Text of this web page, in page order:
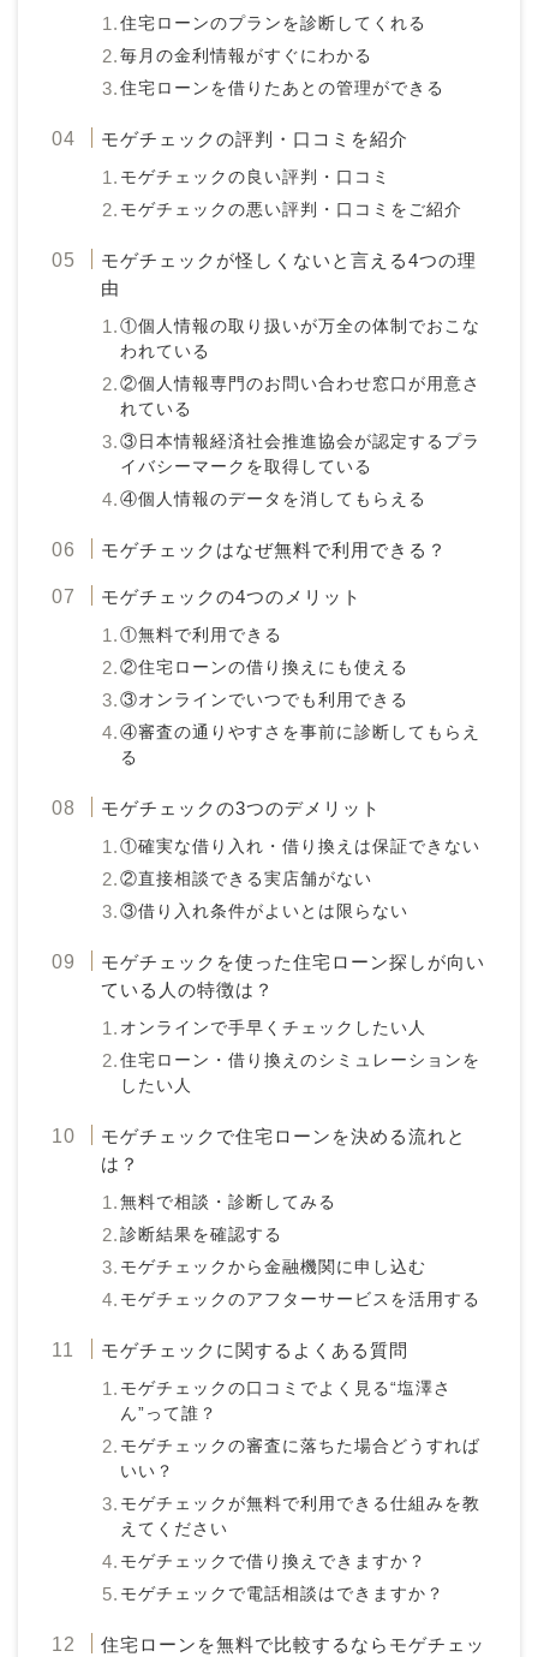
住宅ローンのプランを診断してくれる
毎月の金利情報がすぐにわかる
住宅ローンを借りたあとの管理ができる
モゲチェックの評判・口コミを紹介
モゲチェックの良い評判・口コミ
モゲチェックの悪い評判・口コミをご紹介
モゲチェックが怪しくないと言える4つの理
由
①個人情報の取り扱いが万全の体制でおこな
われている
②個人情報専門のお問い合わせ窓口が用意さ
れている
③日本情報経済社会推進協会が認定するプラ
イバシーマークを取得している
④個人情報のデータを消してもらえる
モゲチェックはなぜ無料で利用できる？
モゲチェックの4つのメリット
①無料で利用できる
②住宅ローンの借り換えにも使える
③オンラインでいつでも利用できる
④審査の通りやすさを事前に診断してもらえ
る
モゲチェックの3つのデメリット
①確実な借り入れ・借り換えは保証できない
②直接相談できる実店舗がない
③借り入れ条件がよいとは限らない
モゲチェックを使った住宅ローン探しが向い
ている人の特徴は？
オンラインで手早くチェックしたい人
住宅ローン・借り換えのシミュレーションを
したい人
モゲチェックで住宅ローンを決める流れと
は？
無料で相談・診断してみる
診断結果を確認する
モゲチェックから金融機関に申し込む
モゲチェックのアフターサービスを活用する
モゲチェックに関するよくある質問
モゲチェックの口コミでよく見る“塩澤さ
ん”って誰？
モゲチェックの審査に落ちた場合どうすれば
いい？
モゲチェックが無料で利用できる仕組みを教
えてください
モゲチェックで借り換えできますか？
モゲチェックで電話相談はできますか？
住宅ローンを無料で比較するならモゲチェッ